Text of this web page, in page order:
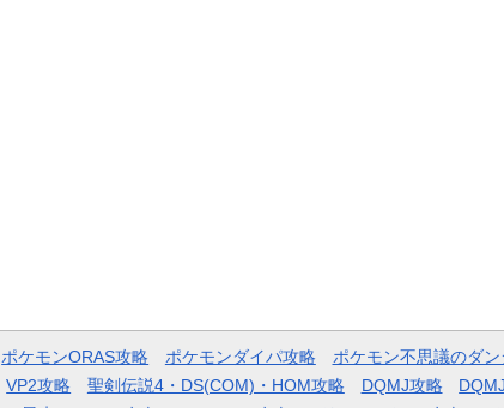
ポケモンORAS攻略 ポケモンダイパ攻略 ポケモン不思議のダ
VP2攻略 聖剣伝説4・DS(COM)・HOM攻略 DQMJ攻略